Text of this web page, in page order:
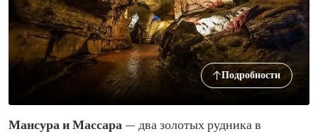
Подробности
Мансура и Массара — два золотых рудника в